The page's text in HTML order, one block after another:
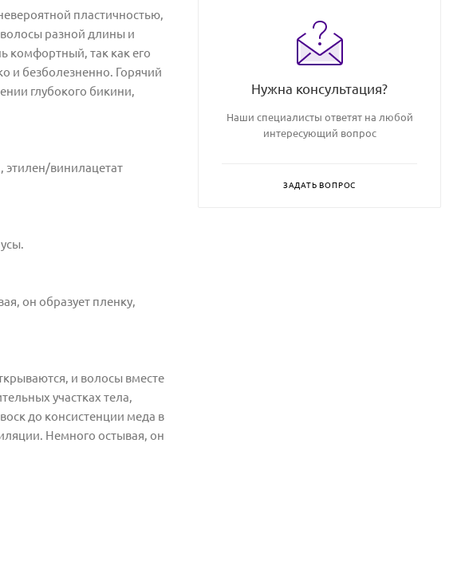
пластичностью,
разной длины и
комфортный, так как его
и безболезненно. Горячий
глубокого бикини,
этилен/винилацетат
он образует пленку,
и волосы вместе
участках тела,
до консистенции меда в
Немного остывая, он
Нужна консультация?
Наши специалисты ответят на любой
интересующий вопрос
ЗАДАТЬ ВОПРОС